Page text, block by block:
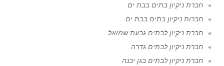
חברת ניקיון בתים בבת ים
חברות ניקיון בתים בבת ים
חברת ניקיון לבתים גבעת שמואל
חברת ניקיון לבתים גדרה
חברת ניקיון לבתים בגן יבנה